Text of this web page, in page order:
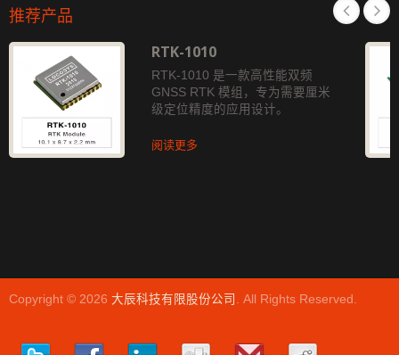
推荐产品
RTK-1010
RTK-1010 是一款高性能双频
GNSS RTK 模组，专为需要厘米
级定位精度的应用设计。
阅读更多
Copyright © 2026 大辰科技有限股份公司 . All Rights Reserved.